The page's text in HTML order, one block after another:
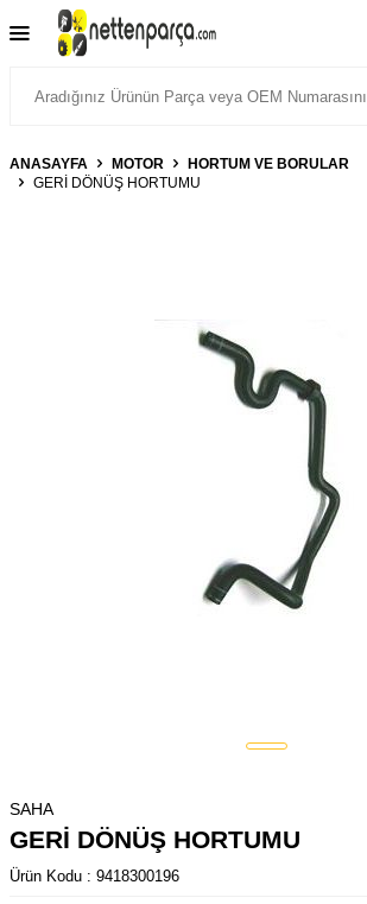
ANASAYFA MOTOR
HORTUM VE BORULAR
GERİ DÖNÜŞ HORTUMU
SAHA
GERİ DÖNÜŞ HORTUMU
Ürün Kodu : 9418300196